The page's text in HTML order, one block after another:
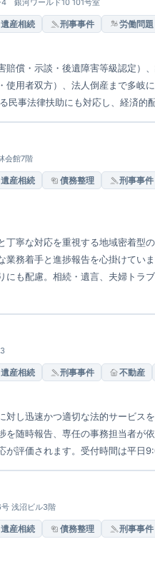
銀河ワールド10 101号室
遺産相続 刑事事件 労働問題
賠償・示談・後遺障害等級認定）
用者双方）、法人倒産まで多岐
事法律扶助にも対応し、経済的
会館7階
遺産相続 債務整理 刑事事件
丁寧な対応を重視する地域密着型
業務着手と進捗報告を心掛けてい
にも配慮。相続・遺言、夫婦トラ
ます。
遺産相続 刑事事件 不動産
対し迅速かつ適切な法的サービス
を随時報告、専任の事務担当者が
評価されます。受付時間は平日
浅沼ビル3階
遺産相続 債務整理 刑事事件